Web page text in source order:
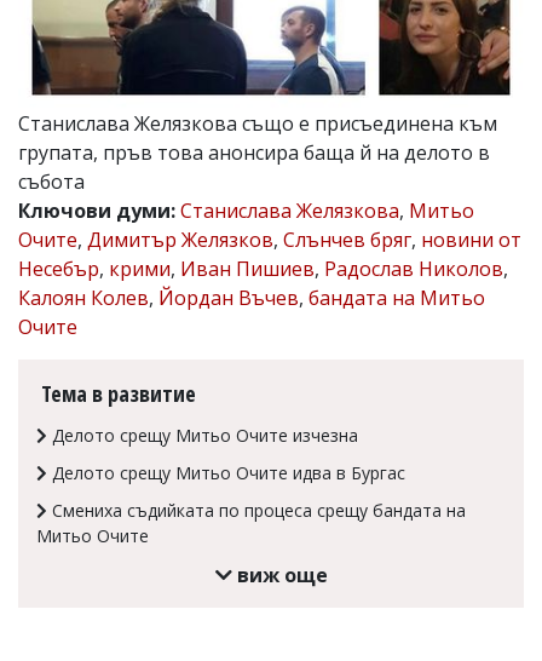
Главен
редактор:
Иван
Колев,
email:
office@flagman.bg
Коментарите
под
статиите
се
въвеждат
от
читателите
и
носи
тях!
Ако
откриете
обиден
Станислава Желязкова също е присъединена към
групата, пръв това анонсира баща й на делото в
събота
Ключови думи:Станислава Желязкова, Митьо
Очите, Димитър Желязков, Слънчев бряг, новини от
Несебър, крими, Иван Пишиев, Радослав Николов,
Калоян Колев, Йордан Въчев, бандата на Митьо
Очите
Тема в развитие
Делото срещу Митьо Очите изчезна
Делото срещу Митьо Очите идва в Бургас
Смениха съдийката по процеса срещу бандата на
Митьо Очите
виж още